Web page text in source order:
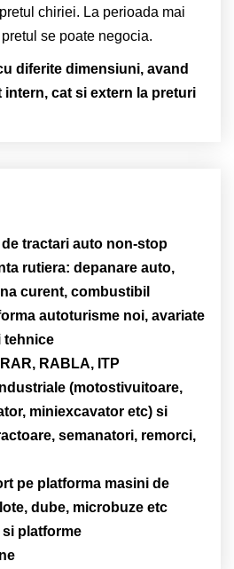
chiriei. La perioada mai
se poate negocia.
diferite dimensiuni, avand
intern, cat si extern la preturi
tractari auto non-stop
rutiera: depanare auto,
curent, combustibil
autoturisme noi, avariate
tehnice
RABLA, ITP
(motostivuitoare,
miniexcavator etc) si
semanatori, remorci,
pe platforma masini de
dube, microbuze etc
platforme